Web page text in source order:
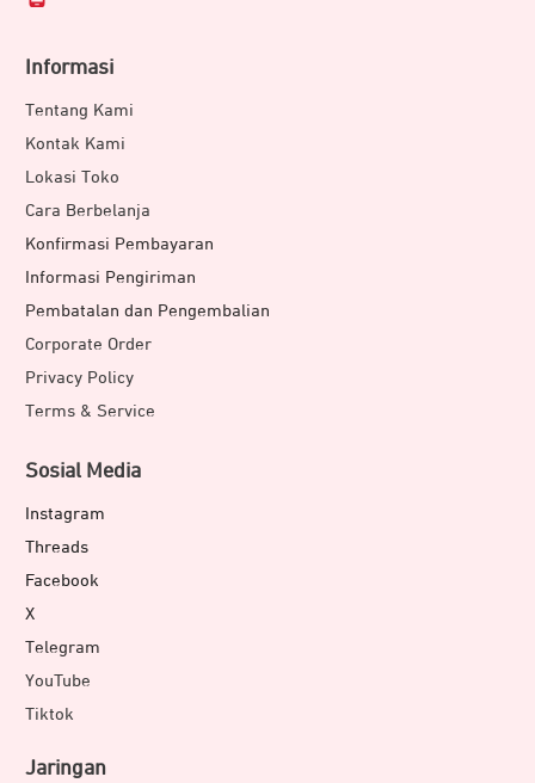
Informasi
Tentang Kami
Kontak Kami
Lokasi Toko
Cara Berbelanja
Konfirmasi Pembayaran
Informasi Pengiriman
Pembatalan dan Pengembalian
Corporate Order
Privacy Policy
Terms & Service
Sosial Media
Instagram
Threads
Facebook
X
Telegram
YouTube
Tiktok
Jaringan